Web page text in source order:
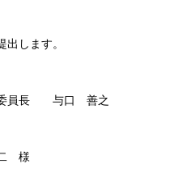
します。
長 与口 善之
様